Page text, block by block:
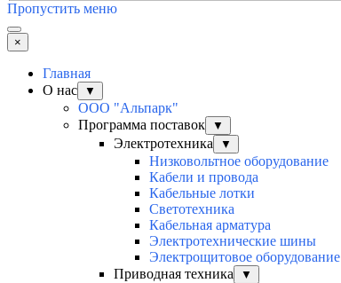
Пропустить меню
×
Главная
О нас
▼
ООО "Альпарк"
Программа поставок
▼
Электротехника ▼
Низковольтное оборудование
Кабели и провода
Кабельные лотки
Светотехника
Кабельная арматура
Электротехнические шины
Электрощитовое оборудование
Приводная техника
▼